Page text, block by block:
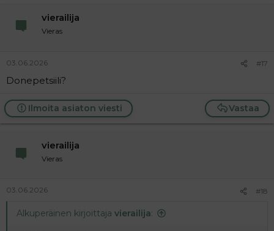
vierailija
Vieras
03.06.2026 #17
Donepetsiili?
Vastaa
Ilmoita asiaton viesti
vierailija
Vieras
03.06.2026 #18
Alkuperäinen kirjoittaja vierailija: